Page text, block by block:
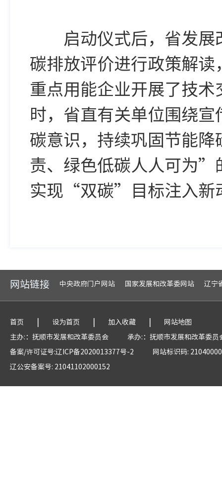
启动仪式后，省发展
碳排放评价进行政策解
重点用能企业开展了技术
时，省直有关单位围绕
碳意识，持续巩固节能
责、绿色低碳人人可为”
实现“双碳”目标注入新
网站链接 中央政府门户网站 国家发展和改革委网站 辽宁
首页 | 设为首页 | 加入收藏 |
网站地图
主办:：抚顺市发展和改革委员会
承办:：抚顺市发展和改革委员
备案/许可证号:辽ICP备2020013377号-2
网站标识码:
辽公安备案号: 21041102000152